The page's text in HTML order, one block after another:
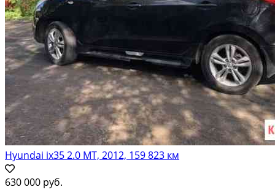
Hyundai ix35 2.0 МТ, 2012, 159 823 км
630 000 руб.